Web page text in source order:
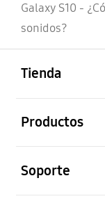
Galaxy S10 -
sonidos?
Tienda
Productos
Soporte